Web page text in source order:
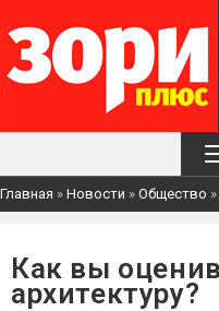
Главная » Новости » Общество »
Как вы
архитектуру?